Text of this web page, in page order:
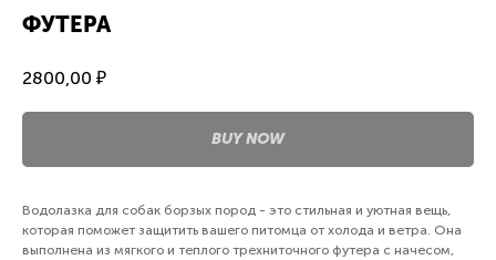
ФУТЕРА
2800,00 ₽
BUY NOW
Водолазка для собак борзых пород - это стильная и уютная вещь,
которая поможет защитить вашего питомца от холода и ветра. Она
выполнена из мягкого и теплого трехниточного футера с начесом,